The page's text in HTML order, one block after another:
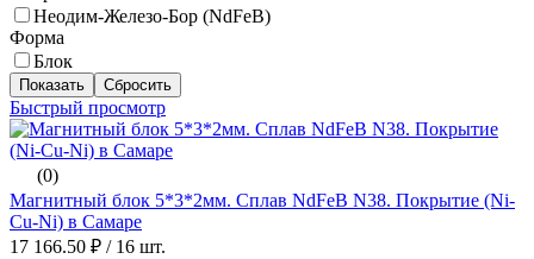
Неодим-Железо-Бор (NdFeB)
Форма
Блок
Быстрый просмотр
(0)
Магнитный блок 5*3*2мм. Сплав NdFeB N38. Покрытие (Ni-
Cu-Ni) в Самаре
17 166.50 ₽ / 16 шт.